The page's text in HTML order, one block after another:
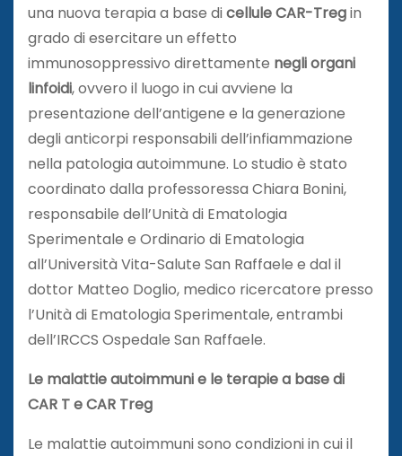
una nuova terapia a base dicellule CAR-Tregin
grado di esercitare un effetto
immunosoppressivo direttamente negli organi
linfoidi, ovvero il luogo in cui avviene la
presentazione dell’antigene e la generazione
degli anticorpi responsabili dell’infiammazione
nella patologia autoimmune. Lo studio è stato
coordinato dalla professoressa Chiara Bonini,
responsabile dell’Unità di Ematologia
Sperimentale e Ordinario di Ematologia
all’Università Vita-Salute San Raffaele e dal il
dottor Matteo Doglio, medico ricercatore presso
l’Unità di Ematologia Sperimentale, entrambi
dell’IRCCS Ospedale San Raffaele.
Le malattie autoimmuni e le terapie a base di
CAR T e CAR Treg
Le malattie autoimmuni sono condizioni in cui il